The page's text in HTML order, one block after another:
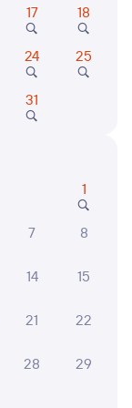
8,2
17 18
24 25
31
1
7 8
14 15
21 22
28 29